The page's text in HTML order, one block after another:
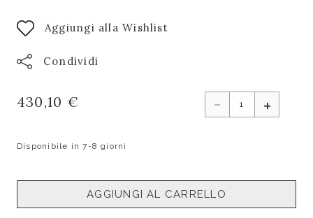
Aggiungi alla Wishlist
Condividi
430,10 € - +
Disponibile in 7-8 giorni
AGGIUNGI AL CARRELLO